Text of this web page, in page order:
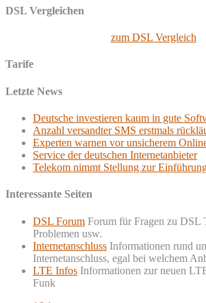
DSL Vergleichen
zum DSL Vergleich
Tarife
Letzte News
Deutsche investieren kaum in gute
Anzahl versandter SMS erstmals
Experten warnen vor unsicherem
Service der deutschen Internetanbieter
Telekom nimmt Stellung zur
Interessante Seiten
DSL Forum Forum für Fragen zu DSL
Problemen usw.
Internetanschluss Informationen rund
Internetanschluss, egal bei welchem
LTE Infos Informationen zur neuen
Funk